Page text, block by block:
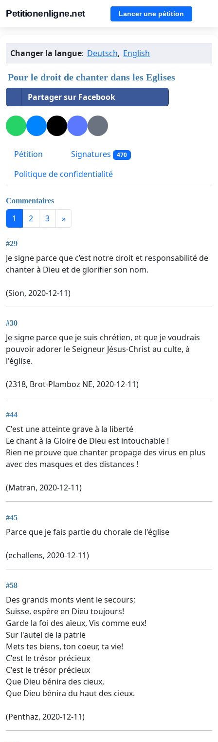
Petitionenligne.net Lancer une pétition
Changer la langue: Deutsch, English
Pour le droit de chanter dans les Eglises
Partager sur Facebook
Pétition Signatures 470
Politique de confidentialité
Commentaires
1 2 3 »
#29
Je signe parce que c’est notre droit et responsabilité de
chanter à Dieu et de glorifier son nom.
(Sion, 2020-12-11)
#30
Je signe parce que je suis chrétien, et que je voudrais
pouvoir adorer le Seigneur Jésus-Christ au culte, à
l'église.
(2318, Brot-Plamboz NE, 2020-12-11)
#44
C'est une atteinte grave à la liberté
Le chant à la Gloire de Dieu est intouchable !
Rien ne prouve que chanter propage des virus en plus
avec des masques et des distances !
(Matran, 2020-12-11)
#45
Parce que je fais partie du chorale de l'église
(echallens, 2020-12-11)
#58
Des grands monts vient le secours;
Suisse, espère en Dieu toujours!
Garde la foi des aïeux, Vis comme eux!
Sur l'autel de la patrie
Mets tes biens, ton coeur, ta vie!
C'est le trésor précieux
C'est le trésor précieux
Que Dieu bénira des cieux,
Que Dieu bénira du haut des cieux.
(Penthaz, 2020-12-11)